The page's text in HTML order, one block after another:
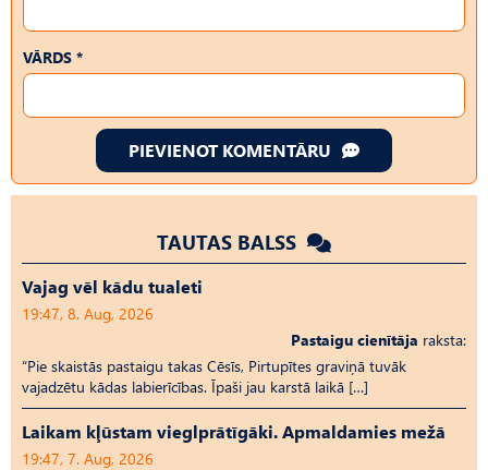
VĀRDS *
PIEVIENOT KOMENTĀRU
TAUTAS BALSS
Vajag vēl kādu tualeti
19:47, 8. Aug, 2026
Pastaigu cienītāja raksta:
“Pie skaistās pastaigu takas Cēsīs, Pirtupītes graviņā tuvāk
vajadzētu kādas labierīcības. Īpaši jau karstā laikā […]
Laikam kļūstam vieglprātīgāki. Apmaldamies mežā
19:47, 7. Aug, 2026